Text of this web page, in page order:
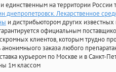
единственным на территории России
днепропетровск. Лекарственное
и дистрибьютором других известных
официальным
клиентов, которым трудно
заказа любого
курьером по Москве и в Санкт-
1м классом